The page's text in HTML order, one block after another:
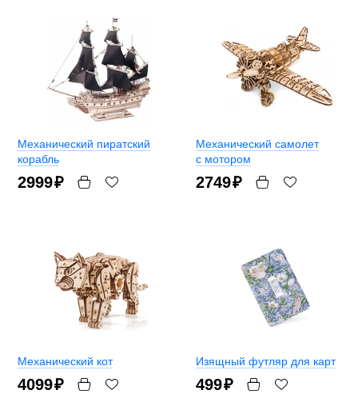
Механический пиратский
корабль
2999₽
Механический самолет
с мотором
2749₽
Механический кот
4099₽
Изящный футляр для карт
499₽